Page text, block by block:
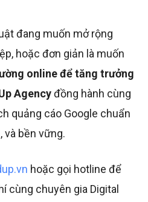
đang muốn mở rộng
hoặc đơn giản là muốn
online để tăng trưởng
Agencyđồng hành cùng
quảng cáo Google chuẩn
và bền vững.
hoặc gọi hotline để
cùng chuyên gia Digital